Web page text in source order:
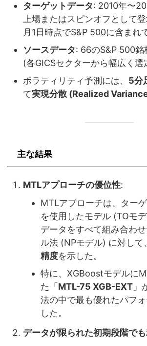
ターゲットデータ: 2010年〜
上場またはスピンオフとして
月1日時点でS&P 500に含まれ
ソースデータ: 66のS&P 500銘
(各GICSセクターから幅広く選
ボラティリティ予測には、 5分
て実現分散 (Realized
主な結果
MTLアプローチの優位性:
MTLアプローチは、ター
を使用したモデル (TOモ
データをすべて組み合わ
ル法 (NPモデル) に対して、
精度を示した。
特に、XGBoostモデルに
た「 MTL-75 XGB-EXT 」
法の中で最も優れたパフ
した。
データが限られた初期段階で